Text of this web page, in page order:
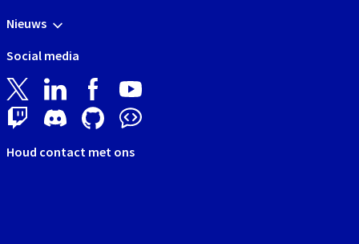
Nieuws
Social media
Houd contact met ons